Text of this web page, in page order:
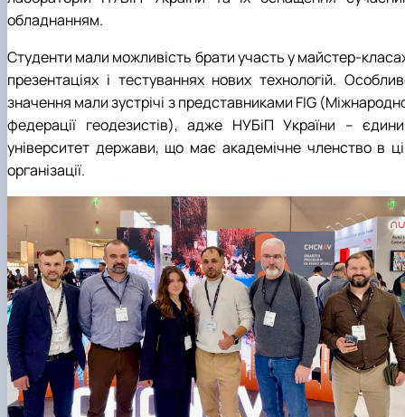
обладнанням.
Студенти мали можливість брати участь у майстер-
презентаціях і тестуваннях нових технологій.
значення мали зустрічі з представниками FIG
федерації геодезистів), адже НУБіП України –
університет держави, що має академічне членство в
організації.